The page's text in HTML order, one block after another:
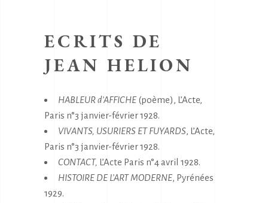
ECRITS DE
JEAN HELION
HABLEUR d’AFFICHE(poème), L’Acte,
Paris n°3 janvier-février 1928.
VIVANTS, USURIERS ET FUYARDS, L’Acte,
Paris n°3 janvier-février 1928.
CONTACT, L’Acte Paris n°4 avril 1928.
HISTOIRE DE L’ART MODERNE, Pyrénées
1929.